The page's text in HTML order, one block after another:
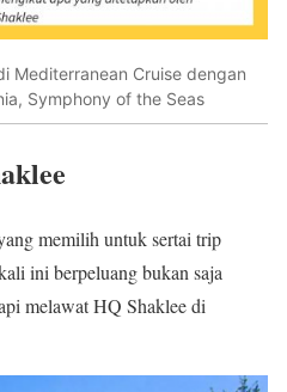
Mediterranean Cruise dengan
Symphony of the Seas
memilih untuk sertai trip
ini berpeluang bukan saja
melawat HQ Shaklee di